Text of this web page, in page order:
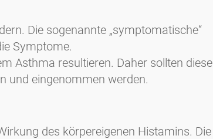
Die sogenannte „symptomatische“
Symptome.
Asthma resultieren. Daher sollten diese
und eingenommen werden.
des körpereigenen Histamins. Die